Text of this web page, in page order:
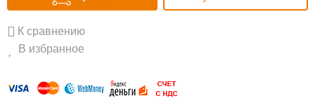
К сравнению
В избранное